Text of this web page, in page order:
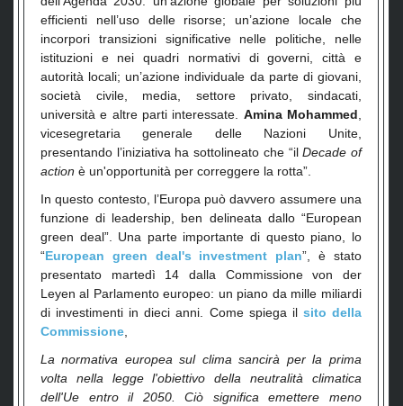
efficienti nell’uso delle risorse; un’azione locale che
incorpori transizioni significative nelle politiche, nelle
istituzioni e nei quadri normativi di governi, città e
autorità locali; un’azione individuale da parte di giovani,
società civile, media, settore privato, sindacati,
università e altre parti interessate. Amina Mohammed
vicesegretaria generale delle Nazioni Unite,
presentando l’iniziativa ha sottolineato che “ilDecade of
action è un'opportunità per correggere la rotta”.
In questo contesto, l’Europa può davvero assumere una
funzione di leadership, ben delineata dallo “European
green deal”. Una parte importante di questo piano, lo
“European green deal's investment plan”, è stato
presentato martedì 14 dalla Commissione von der
Leyen al Parlamento europeo: un piano da mille miliardi
di investimenti in dieci anni. Come spiega il sito della
Commissione,
La normativa europea sul clima sancirà per la prima
volta nella legge l'obiettivo della neutralità climatica
dell'Ue entro il 2050. Ciò significa emettere meno